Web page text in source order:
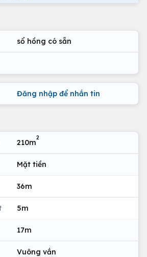
sổ hồng có sẵn
Đăng nhập để nhắn tin
210m
2
Mặt tiền
36m
5m
17m
Vuông vắn